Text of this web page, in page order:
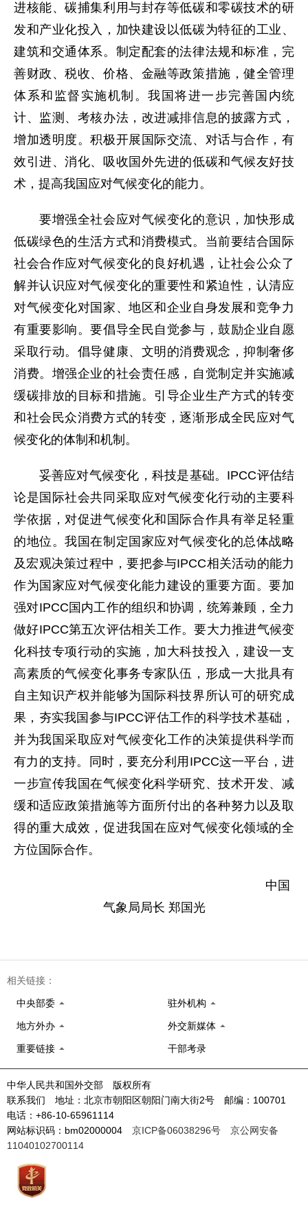
进核能、碳捕集利用与封存等低碳和零碳技术的研
发和产业化投入，加快建设以低碳为特征的工业、
建筑和交通体系。制定配套的法律法规和标准，完
善财政、税收、价格、金融等政策措施，健全管理
体系和监督实施机制。我国将进一步完善国内统
计、监测、考核办法，改进减排信息的披露方式，
增加透明度。积极开展国际交流、对话与合作，有
效引进、消化、吸收国外先进的低碳和气候友好技
术，提高我国应对气候变化的能力。
要增强全社会应对气候变化的意识，加快形成
低碳绿色的生活方式和消费模式。当前要结合国际
社会合作应对气候变化的良好机遇，让社会公众了
解并认识应对气候变化的重要性和紧迫性，认清应
对气候变化对国家、地区和企业自身发展和竞争力
有重要影响。要倡导全民自觉参与，鼓励企业自愿
采取行动。倡导健康、文明的消费观念，抑制奢侈
消费。增强企业的社会责任感，自觉制定并实施减
缓碳排放的目标和措施。引导企业生产方式的转变
和社会民众消费方式的转变，逐渐形成全民应对气
候变化的体制和机制。
妥善应对气候变化，科技是基础。IPCC评估结
论是国际社会共同采取应对气候变化行动的主要科
学依据，对促进气候变化和国际合作具有举足轻重
的地位。我国在制定国家应对气候变化的总体战略
及宏观决策过程中，要把参与IPCC相关活动的能力
作为国家应对气候变化能力建设的重要方面。要加
强对IPCC国内工作的组织和协调，统筹兼顾，全力
做好IPCC第五次评估相关工作。要大力推进气候变
化科技专项行动的实施，加大科技投入，建设一支
高素质的气候变化事务专家队伍，形成一大批具有
自主知识产权并能够为国际科技界所认可的研究成
果，夯实我国参与IPCC评估工作的科学技术基础，
并为我国采取应对气候变化工作的决策提供科学而
有力的支持。同时，要充分利用IPCC这一平台，进
一步宣传我国在气候变化科学研究、技术开发、减
缓和适应政策措施等方面所付出的各种努力以及取
得的重大成效，促进我国在应对气候变化领域的全
方位国际合作。
中国
气象局局长 郑国光
相关链接：
中央部委 驻外机构
地方外办 外交新媒体
重要链接 干部考录
中华人民共和国外交部 版权所有
联系我们 地址：北京市朝阳区朝阳门南大街2号 邮编：100701
电话：+86-10-65961114
网站标识码：bm02000004 京ICP备06038296号
京公网安备
11040102700114